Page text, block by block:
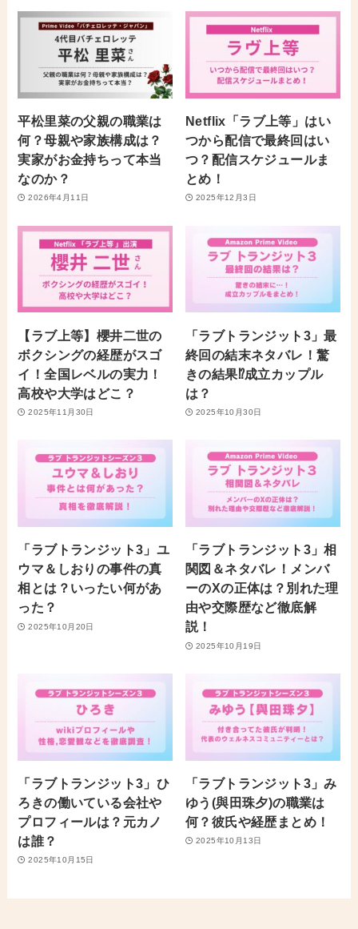
平松里菜の父親の職業は
何？母親や家族構成は？
実家がお金持ちって本当
なのか？
2026年4月11日
Netflix「ラブ上等」はい
つから配信で最終回はい
つ？配信スケジュールま
とめ！
2025年12月3日
【ラブ上等】櫻井二世の
ボクシングの経歴がスゴ
イ！全国レベルの実力！
高校や大学はどこ？
2025年11月30日
「ラブトランジット3」最
終回の結末ネタバレ！驚
きの結果⁉︎成立カップル
は？
2025年10月30日
「ラブトランジット3」ユ
ウマ＆しおりの事件の真
相とは？いったい何があ
った？
2025年10月20日
「ラブトランジット3」相
関図＆ネタバレ！メンバ
ーのXの正体は？別れた理
由や交際歴など徹底解
説！
2025年10月19日
「ラブトランジット3」ひ
ろきの働いている会社や
プロフィールは？元カノ
は誰？
2025年10月15日
「ラブトランジット3」み
ゆう(與田珠夕)の職業は
何？彼氏や経歴まとめ！
2025年10月13日